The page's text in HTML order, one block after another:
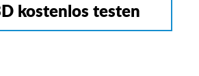
kostenlos testen